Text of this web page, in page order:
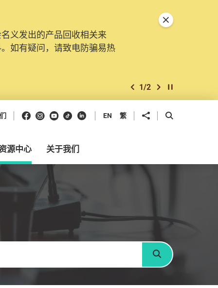
义发出的产品回收相关来
如有疑问，请致电防骗易热
。由2025年11月10日起，
诉、查询及建议。所有提交
上一个
2/2 下一个开始/暂停幻灯
关闭特別通告
Facebook
Instagram
Youtube
抖音领英 EN 繁 分享到 开启搜寻框
源中心 关于我们
搜寻